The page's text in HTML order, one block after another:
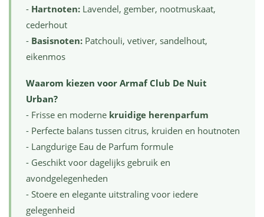
- Hartnoten: Lavendel, gember, nootmuskaat,
cederhout
- Basisnoten: Patchouli, vetiver, sandelhout,
eikenmos
Waarom kiezen voor Armaf Club De Nuit
Urban?
- Frisse en moderne kruidige herenparfum
- Perfecte balans tussen citrus, kruiden en houtnoten
- Langdurige Eau de Parfum formule
- Geschikt voor dagelijks gebruik en
avondgelegenheden
- Stoere en elegante uitstraling voor iedere
gelegenheid